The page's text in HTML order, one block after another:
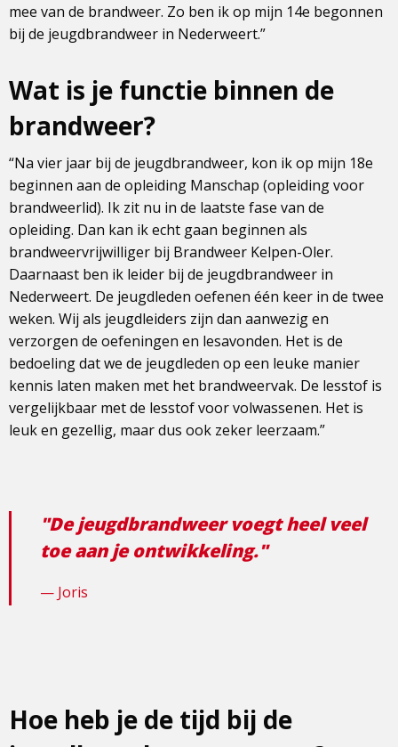
mee van de brandweer. Zo ben ik op mijn 14e begonnen
bij de jeugdbrandweer in Nederweert.”
Wat is je functie binnen de
brandweer?
“Na vier jaar bij de jeugdbrandweer, kon ik op mijn 18e
beginnen aan de opleiding Manschap (opleiding voor
brandweerlid). Ik zit nu in de laatste fase van de
opleiding. Dan kan ik echt gaan beginnen als
brandweervrijwilliger bij Brandweer Kelpen-Oler.
Daarnaast ben ik leider bij de jeugdbrandweer in
Nederweert. De jeugdleden oefenen één keer in de twee
weken. Wij als jeugdleiders zijn dan aanwezig en
verzorgen de oefeningen en lesavonden. Het is de
bedoeling dat we de jeugdleden op een leuke manier
kennis laten maken met het brandweervak. De lesstof is
vergelijkbaar met de lesstof voor volwassenen. Het is
leuk en gezellig, maar dus ook zeker leerzaam.”
"De jeugdbrandweer voegt heel veel
toe aan je ontwikkeling."
Joris
Hoe heb je de tijd bij de